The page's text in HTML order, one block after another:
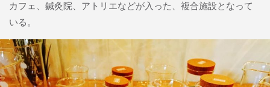
カフェ、鍼灸院、アトリエなどが入った、複合施設となって
いる。